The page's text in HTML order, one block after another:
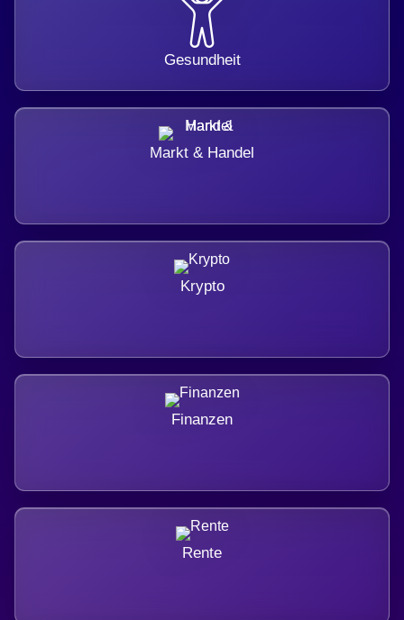
Gesundheit
Markt & Handel
Krypto
Finanzen
Rente